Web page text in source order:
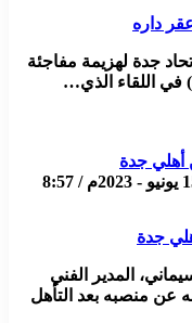
داره
جدة لهزيمة مفاجئة
الخميس - 26 ذو القعدة - 1444هـ / 15 يونيو - 2023م / 8:57
جدة
المدير الفني
عن منصبه بعد التأهل